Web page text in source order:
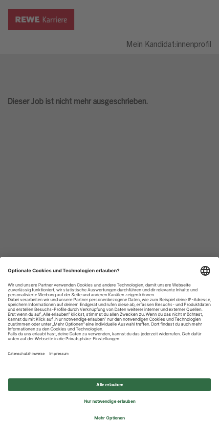
Mein Kandidat:innenprofil
Dieser Job ist nicht mehr ausgeschrieben.
Datenschutzhinweise
Impressum
Privatsphäre-Einstellungen
© 2026 REWE Group - All rights reserved